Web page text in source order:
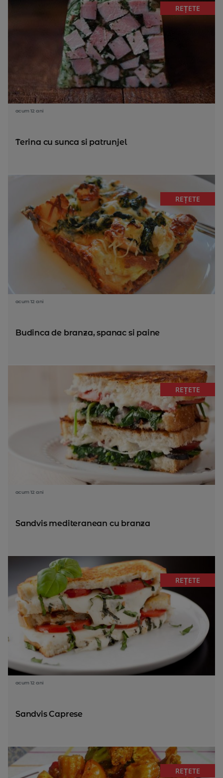
REȚETE
acum 12 ani
Terina cu sunca si patrunjel
REȚETE
acum 12 ani
Budinca de branza, spanac si paine
REȚETE
acum 12 ani
Sandvis mediteranean cu branza
REȚETE
acum 12 ani
Sandvis Caprese
REȚETE